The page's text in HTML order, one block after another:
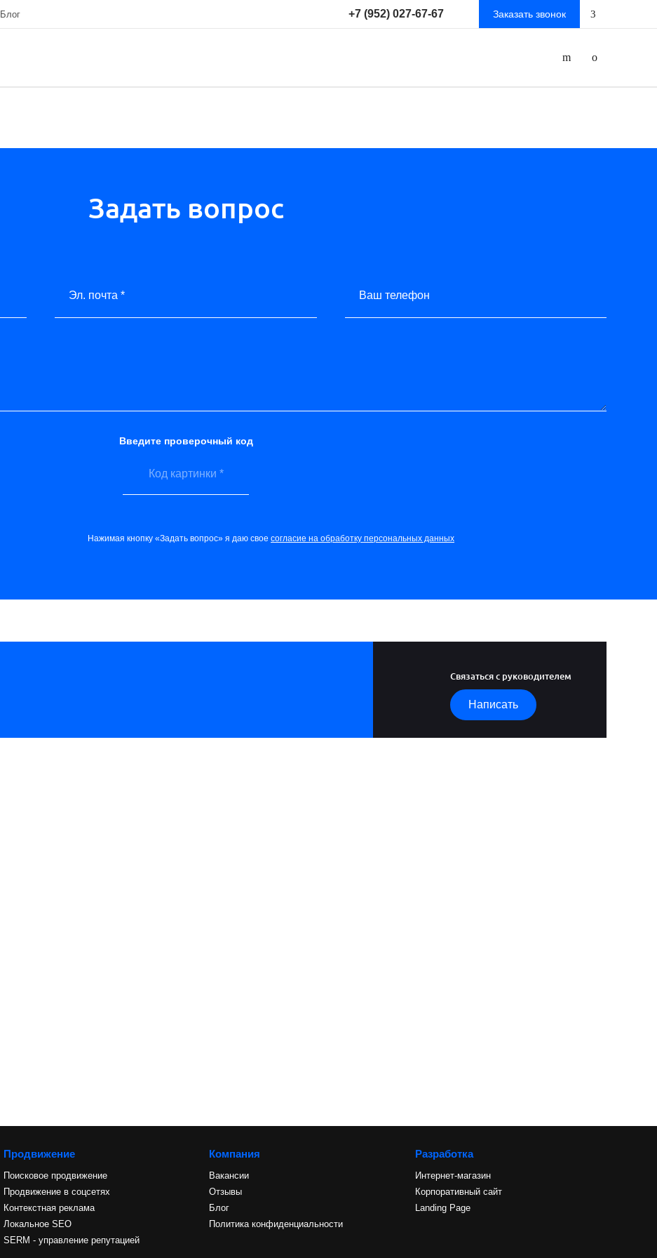
Блог +7 (952) 027-67-67 Заказать звонок
Задать вопрос
Эл. почта * Ваш телефон
Введите проверочный код
Нажимая кнопку «Задать вопрос» я даю свое согласие на обработку персональных данных
Связаться с руководителем
Написать
Продвижение
Поисковое продвижение
Продвижение в соцсетях
Контекстная реклама
Локальное SEO
SERM - управление репутацией
Компания
Вакансии
Отзывы
Блог
Политика конфиденциальности
Разработка
Интернет-магазин
Корпоративный сайт
Landing Page